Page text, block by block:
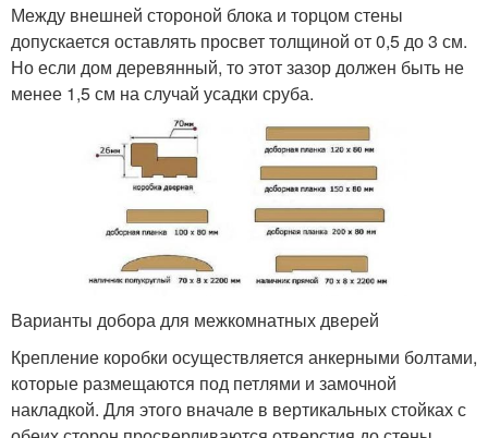
Между внешней стороной блока и торцом стены
допускается оставлять просвет толщиной от 0,5 до 3 см.
Но если дом деревянный, то этот зазор должен быть не
менее 1,5 см на случай усадки сруба.
Варианты добора для межкомнатных дверей
Крепление коробки осуществляется анкерными болтами,
которые размещаются под петлями и замочной
накладкой. Для этого вначале в вертикальных стойках с